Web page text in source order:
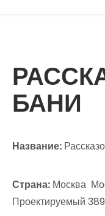
БАНИ
Название:
Страна: Москва
Проектируемый